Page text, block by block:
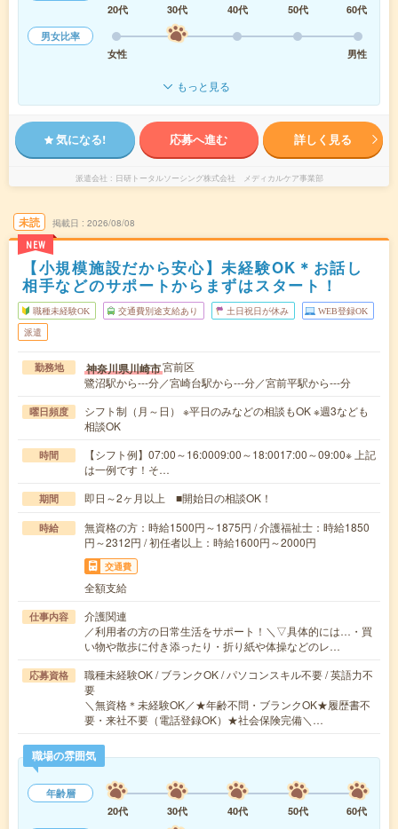
20代 30代 40代 50代
60代
男女比率
女性
男性
もっと見る
気になる! 応募へ進む 詳しく見る
派遣会社 日研トータルソーシング株式会社 メディカルケア事業部
未読
NEW
掲載日 2026/08/08
【小規模施設だから安心】未経験OK＊お話し
相手などのサポートからまずはスタート！
職種未経験OK 交通費別途支給あり 土日祝日が休み WEB登録OK
派遣
勤務地 神奈川県川崎市宮前区
鷺沼駅から---分／宮崎台駅から---分／宮前平駅から---分
曜日頻度
シフト制（月～日） ※平日のみなどの相談もOK ※週3なども
相談OK
時間
【シフト例】07:00～16:0009:00～18:0017:00～09:00※ 上記
は一例です！そ…
期間 即日～2ヶ月以上 ■開始日の相談OK！
時給
無資格の方：時給1500円～1875円 / 介護福祉士：時給1850
円～2312円 / 初任者以上：時給1600円～2000円
交通費
全額支給
仕事内容
介護関連
／利用者の方の日常生活をサポート！＼▽具体的には…・買
い物や散歩に付き添ったり・折り紙や体操などのレ…
応募資格
職種未経験OK / ブランクOK / パソコンスキル不要 / 英語力不
要
＼無資格＊未経験OK／★年齢不問・ブランクOK★履歴書不
要・来社不要（電話登録OK）★社会保険完備＼…
職場の雰囲気
年齢層
20代
30代 40代 50代
60代